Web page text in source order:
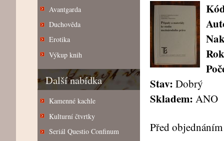
Avantgarda
Duchověda
Erotika
Výkup knih
Další nabídka
Kamenné kachle
Kulturní čtvrtky
Seriál Questio Confinum
Stav: Dobrý
Skladem: ANO
Před